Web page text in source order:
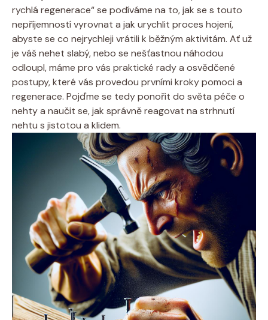
rychlá regenerace“ se podíváme na to, jak se s touto
nepříjemností vyrovnat a jak urychlit proces hojení,
abyste se co nejrychleji vrátili k běžným aktivitám. Ať už
je váš nehet slabý, nebo se nešťastnou náhodou
odloupl, máme pro vás praktické rady a osvědčené
postupy, které vás provedou prvními kroky pomoci a
regenerace. Pojďme se tedy ponořit do světa péče o
nehty a naučit se, jak správně reagovat na strhnutí
nehtu s jistotou a klidem.